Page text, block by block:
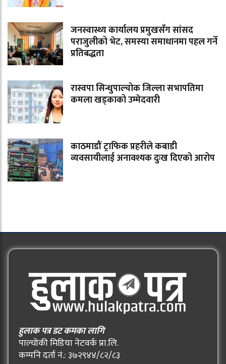
जनस्वास्थ्य कार्यालय प्रमुखसँग सांसद
पराजुलीको भेट, समस्या समाधानमा पहल गर्ने
प्रतिबद्धता
रास्वपा सिन्धुपाल्चोक जिल्ला सभापतिमा
कमला खड्काको उम्मेदवारी
काठमाडौं ट्राफिक प्रहरीले कबाडी
व्यवसायीलाई अनावश्यक दुःख दिएको आरोप
हुलाक पत्र डट कमका लागि
पाल्चोकी मिडिया नेटवर्क प्रा.लि.
कम्पनि दर्ता नं.: ३७२९४४/८२/८३